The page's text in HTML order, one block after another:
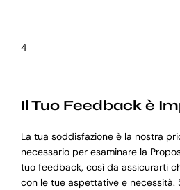
4
Il Tuo Feedback è
La tua soddisfazione è la nostra
necessario per esaminare la
tuo feedback, così da assicurarti
con le tue aspettative e necessità.